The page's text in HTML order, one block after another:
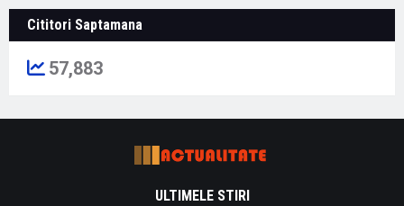
Cititori Saptamana
57,883
ULTIMELE STIRI